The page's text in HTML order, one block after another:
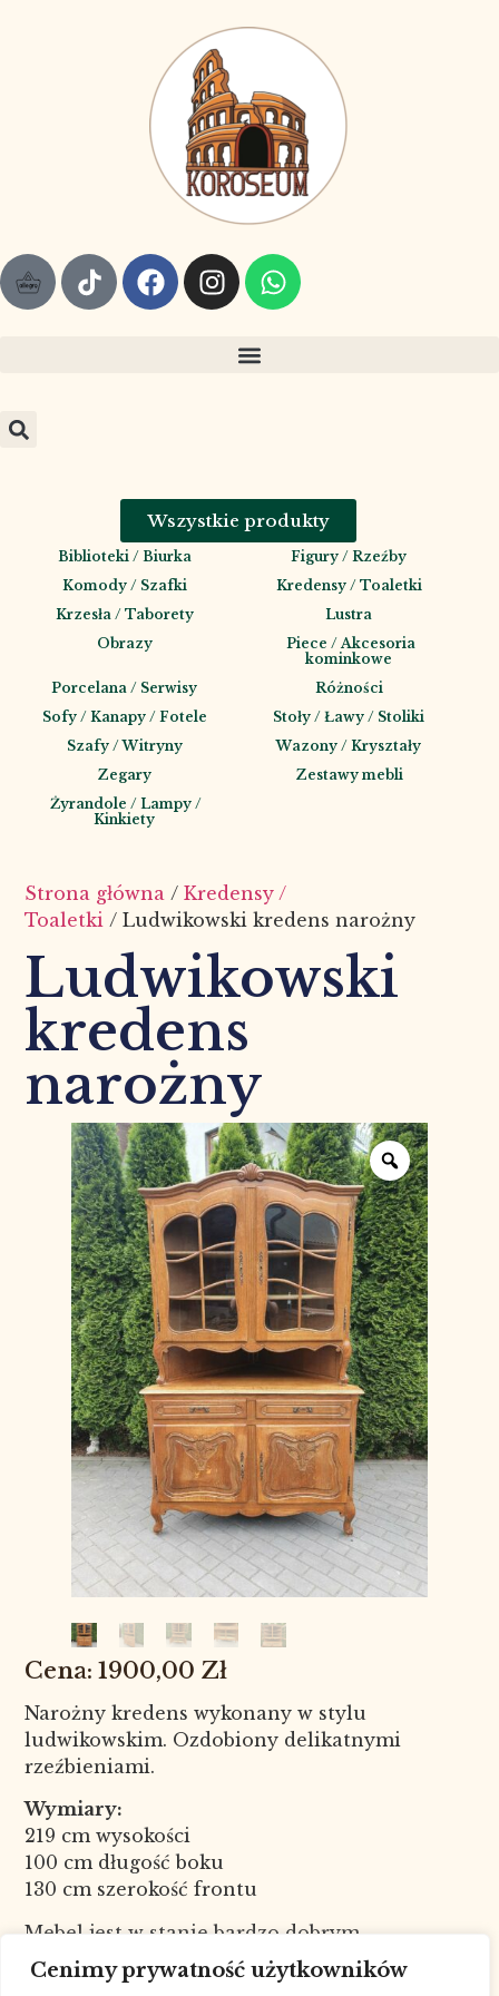
Cenimy prywatność użytkowników
Wszystkie produkty
Biblioteki / Biurka
Figury / Rzeźby
Komody / Szafki
Kredensy / Toaletki
Krzesła / Taborety
Lustra
Obrazy
Piece / Akcesoria
kominkowe
Porcelana / Serwisy
Różności
Sofy / Kanapy / Fotele
Stoły / Ławy / Stoliki
Szafy / Witryny
Wazony / Kryształy
Zegary
Zestawy mebli
Żyrandole / Lampy /
Kinkiety
Strona główna /Kredensy /
Toaletki / Ludwikowski kredens narożny
Ludwikowski
kredens
narożny
1900,00 Zł
Narożny kredens wykonany w stylu
ludwikowskim. Ozdobiony delikatnymi
rzeźbieniami.
Wymiary:
219 cm wysokości
100 cm długość boku
130 cm szerokość frontu
Mebel jest w stanie bardzo dobrym.
Nr kat. 8092
W celu sprawdzenia dostępności